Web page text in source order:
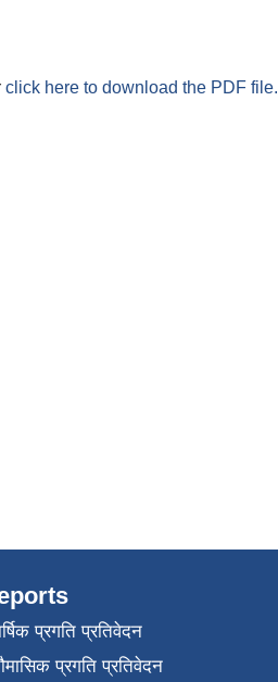
click here to download the PDF file.
प्रगति प्रतिवेदन
प्रगति प्रतिवेदन